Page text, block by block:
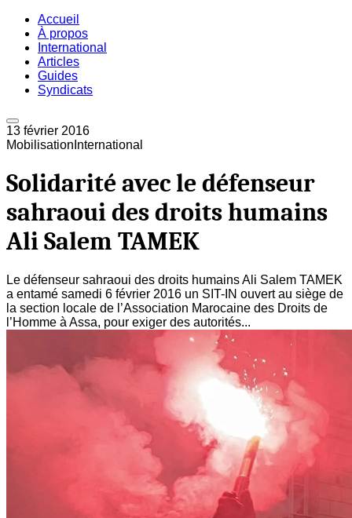
Accueil
À propos
International
Articles
Guides
Syndicats
13 février 2016
Mobilisation International
Solidarité avec le défenseur
sahraoui des droits humains
Ali Salem TAMEK
Le défenseur sahraoui des droits humains Ali Salem TAMEK
a entamé samedi 6 février 2016 un SIT-IN ouvert au siège de
la section locale de l’Association Marocaine des Droits de
l’Homme à Assa, pour exiger des autorités...